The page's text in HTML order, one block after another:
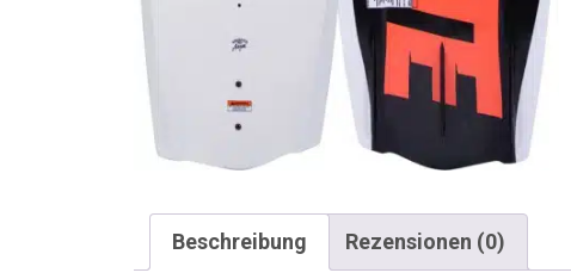
Beschreibung Rezensionen (0)